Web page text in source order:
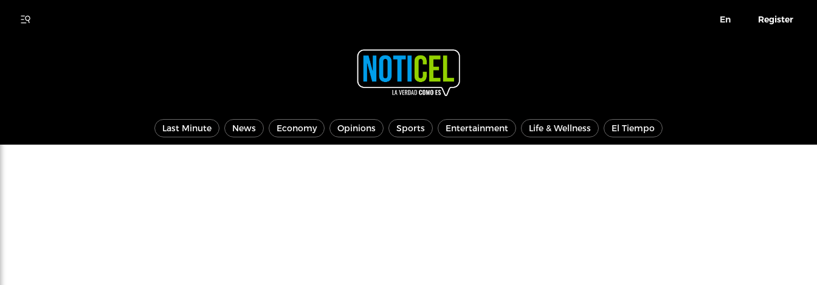
En Register
Last Minute News Economy Opinions Sports Entertainment Life & Wellness El Tiempo